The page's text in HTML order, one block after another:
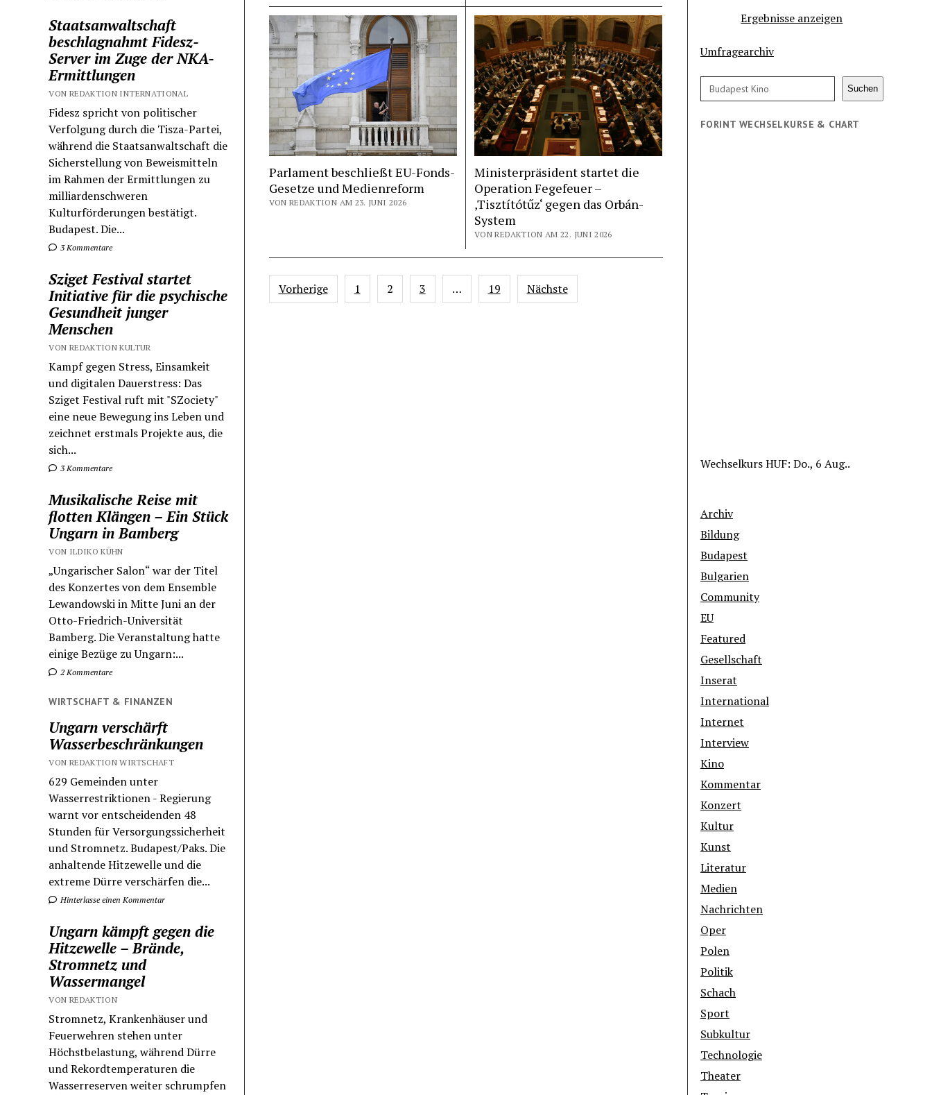
Staatsanwaltschaft
beschlagnahmt Fidesz-
Server im Zuge der NKA-
Ermittlungen
VON REDAKTION INTERNATIONAL
Fidesz spricht von politischer
Verfolgung durch die Tisza-Partei,
während die Staatsanwaltschaft die
Sicherstellung von Beweismitteln
im Rahmen der Ermittlungen zu
milliardenschweren
Kulturförderungen bestätigt.
Budapest. Die...
3 Kommentare
Sziget Festival startet
Initiative für die psychische
Gesundheit junger
Menschen
VON REDAKTION KULTUR
Kampf gegen Stress, Einsamkeit
und digitalen Dauerstress: Das
Sziget Festival ruft mit "SZociety"
eine neue Bewegung ins Leben und
zeichnet erstmals Projekte aus, die
sich...
3 Kommentare
Musikalische Reise mit
flotten Klängen – Ein Stück
Ungarn in Bamberg
VON ILDIKO KÜHN
„Ungarischer Salon“ war der Titel
des Konzertes von dem Ensemble
Lewandowski in Mitte Juni an der
Otto-Friedrich-Universität
Bamberg. Die Veranstaltung hatte
einige Bezüge zu Ungarn:...
2 Kommentare
WIRTSCHAFT & FINANZEN
Ungarn verschärft
Wasserbeschränkungen
VON REDAKTION WIRTSCHAFT
629 Gemeinden unter
Wasserrestriktionen - Regierung
warnt vor entscheidenden 48
Stunden für Versorgungssicherheit
und Stromnetz. Budapest/Paks. Die
anhaltende Hitzewelle und die
extreme Dürre verschärfen die...
Hinterlasse einen Kommentar
Ungarn kämpft gegen die
Hitzewelle – Brände,
Stromnetz und
Wassermangel
VON REDAKTION
Stromnetz, Krankenhäuser und
Feuerwehren stehen unter
Höchstbelastung, während Dürre
und Rekordtemperaturen die
Wasserreserven weiter schrumpfen
Parlament beschließt EU-Fonds-
Gesetze und Medienreform
VON REDAKTION AM 23. JUNI 2026
Ministerpräsident startet die
Operation Fegefeuer –
‚Tisztítótűz‘ gegen das Orbán-
System
VON REDAKTION AM 22. JUNI 2026
Seitennummerierung
der
Vorherige 1 2 3 … 19 Nächste
Ergebnisse anzeigen
Umfragearchiv
Suchen Suchen
FORINT WECHSELKURSE & CHART
WechselkursHUF: Do., 6 Aug..
Archiv
Bildung
Budapest
Bulgarien
Community
EU
Featured
Gesellschaft
Inserat
International
Internet
Interview
Kino
Kommentar
Konzert
Kultur
Kunst
Literatur
Medien
Nachrichten
Oper
Polen
Politik
Schach
Sport
Subkultur
Technologie
Theater